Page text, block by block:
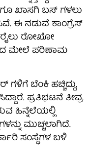
ಖಾಸಗಿ ಬಸ್ ಗಳಲು
ಈ ನಡುವೆ ಕಾಂಗ್ರೆಸ್
ರೈಲು ರೋಖೋ
ಮೇಲೆ ಪರಿಣಾಮ
ಗಳಿಗೆ ಬೆಂಕಿ ಹಚ್ಚಿದ್ದು,
ಪ್ರತಿಭಟನೆ ತೀವ್ರ
ಹಿನ್ನೆಲೆಯಲ್ಲಿ
ಮುಚ್ಚಲಾಗಿದೆ.
ಸಂಸ್ಥೆಗಳ ಬಳಿ